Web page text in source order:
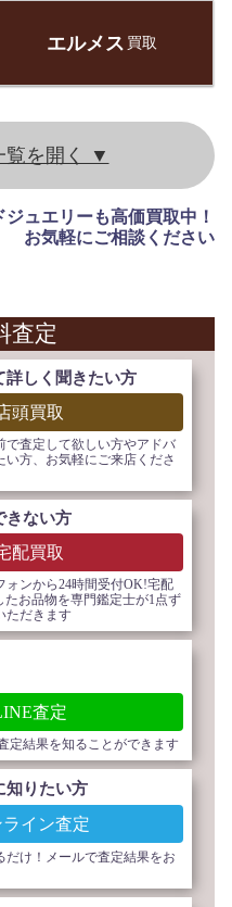
エルメス 買取
ュエリーも高価買取中！
お気軽にご相談ください
査定
詳しく聞きたい方
頭買取
で査定して欲しい方やアドバ
い方、お気軽にご来店くださ
きない方
配買取
ォンから24時間受付OK!宅配
お品物を専門鑑定士が1点ず
ただきます
査定
定結果を知ることができます
知りたい方
ライン査定
だけ！メールで査定結果をお